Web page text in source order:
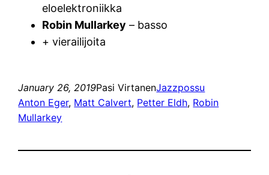
eloelektroniikka
Robin Mullarkey – basso
+ vierailijoita
January 26, 2019Pasi VirtanenJazzpossu
Anton Eger, Matt Calvert, Petter Eldh, Robin
Mullarkey